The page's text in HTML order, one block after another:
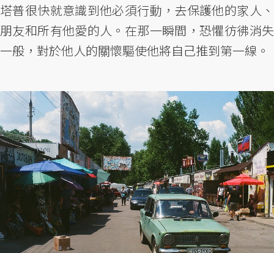
塔普很快就意識到他必須行動，去保護他的家人、
朋友和所有他愛的人。在那一瞬間，恐懼彷彿消失
一般，對於他人的關懷驅使他將自己推到第一線。